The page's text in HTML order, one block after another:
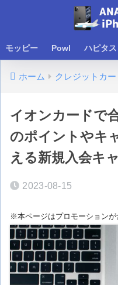
モッピー Powl ハピタス
ホーム クレジットカー
イオンカードで
のポイントやキ
える新規入会キ
2023-08-15
※本ページはプロモーションが